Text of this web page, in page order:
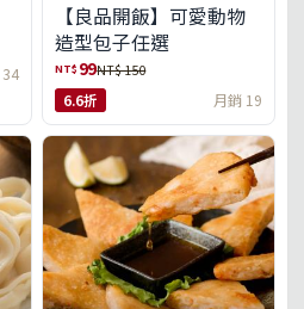
34
【良品開飯】可愛動物
造型包子任選
NT$ 99NT$ 150
6.6折 月銷 19